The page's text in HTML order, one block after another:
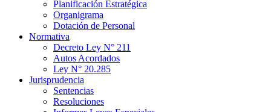
Planificación Estratégica
Organigrama
Dotación de Personal
Normativa
Decreto Ley N° 211
Autos Acordados
Ley N° 20.285
Jurisprudencia
Sentencias
Resoluciones